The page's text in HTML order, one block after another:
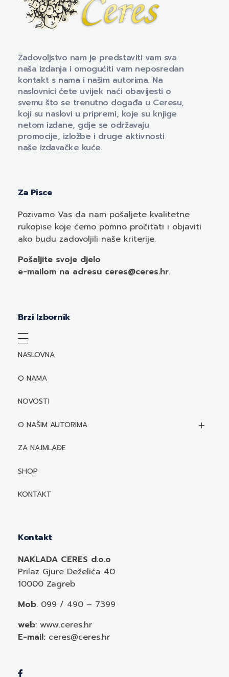
Zadovoljstvo nam je predstaviti vam sva
naša izdanja i omogućiti vam neposredan
kontakt s nama i našim autorima. Na
naslovnici ćete uvijek naći obavijesti o
svemu što se trenutno događa u Ceresu,
koji su naslovi u pripremi, koje su knjige
netom izdane, gdje se održavaju
promocije, izložbe i druge aktivnosti
naše izdavačke kuće.
Za Pisce
Pozivamo Vas da nam pošaljete kvalitetne
rukopise koje ćemo pomno pročitati i objaviti
ako budu zadovoljili naše kriterije.
Pošaljite svoje djelo
e-mailom na adresu ceres@ceres.hr.
Brzi Izbornik
NASLOVNA
O NAMA
NOVOSTI
O NAŠIM AUTORIMA
Biografije autora
Mediji o autorima i njihovim naslovima
ZA NAJMLAĐE
SHOP
KONTAKT
Kontakt
NAKLADA CERES d.o.o
Prilaz Gjure Deželića 40
10000 Zagreb
Mob. 099 / 490 – 7399
web: www.ceres.hr
E-mail: ceres@ceres.hr